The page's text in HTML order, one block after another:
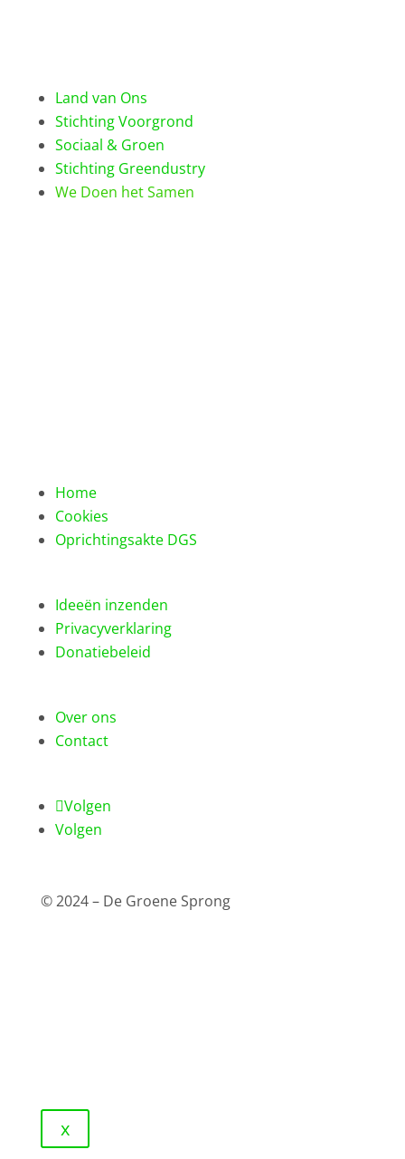
Land van Ons
Stichting Voorgrond
Sociaal & Groen
Stichting Greendustry
We Doen het Samen
Home
Cookies
Oprichtingsakte DGS
Ideeën inzenden
Privacyverklaring
Donatiebeleid
Over ons
Contact
Volgen
Volgen
© 2024 – De Groene Sprong
x